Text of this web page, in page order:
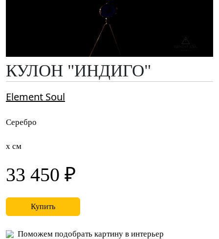
КУЛОН "ИНДИГО"
Element Soul
Серебро
x см
33 450 ₽
Купить
Поможем подобрать картину в интерьер